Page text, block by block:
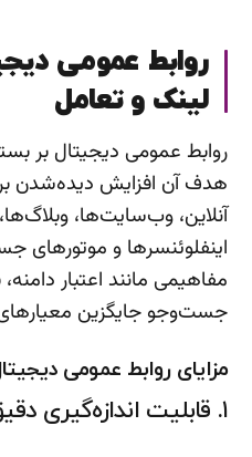
روابط عمومی
لینک و تعامل
روابط عمومی دیجیتال بر
هدف آن افزایش دیده‌شدن
آنلاین، وب‌سایت‌ها،
اینفلوئنسرها و
مفاهیمی مانند اعتبار
جست‌وجو جایگزین
مزایای روابط عمومی
۱. قابلیت اندازه‌گیری دقیق و داده‌محور